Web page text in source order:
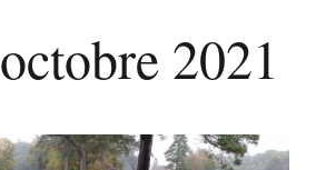
octobre 2021